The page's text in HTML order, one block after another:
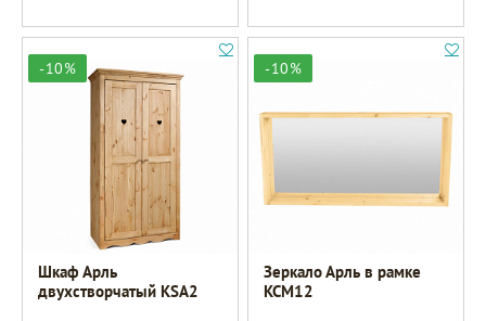
-10%
Шкаф Арль
двухстворчатый KSA2
-10%
Зеркало Арль в рамке
KCM12